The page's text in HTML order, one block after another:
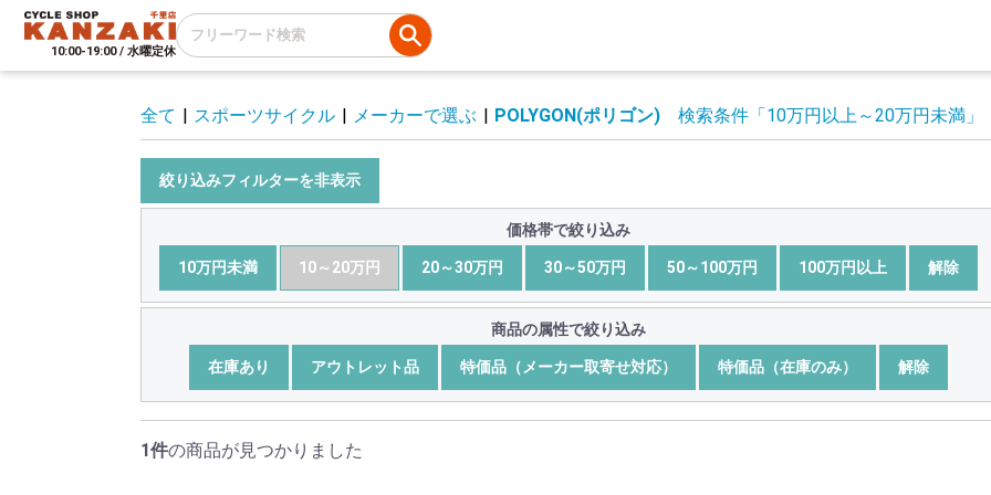
10:00-19:00 / 水曜定休
全て | スポーツサイクル | メーカーで選ぶ | POLYGON(ポリゴン) 検索条件 「10万円以上～20万円未満」
絞り込みフィルターを非表示
価格帯で絞り込み
10万円未満 10～20万円 20～30万円 30～50万円 50～100万円 100万円以上 解除
商品の属性で絞り込み
在庫あり アウトレット品 特価品（メーカー取寄せ対応） 特価品（在庫のみ） 解除
1件の商品が見つかりました